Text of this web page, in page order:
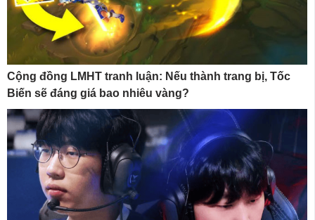
Cộng đồng LMHT tranh luận: Nếu thành trang bị, Tốc
Biến sẽ đáng giá bao nhiêu vàng?